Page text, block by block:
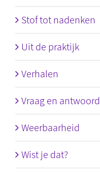
Stof tot nadenken
Uit de praktijk
Verhalen
Vraag en antwoord
Weerbaarheid
Wist je dat?